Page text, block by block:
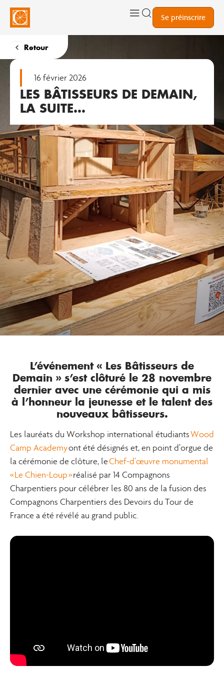
Se préinscrire
Retour
16 février 2026
LES BÂTISSEURS DE DEMAIN,
LA SUITE…
L’événement « Les Bâtisseurs de
Demain » s’est clôturé le 28 novembre
dernier avec une cérémonie qui a mis
à l’honneur la jeunesse et le talent des
nouveaux bâtisseurs.
Les lauréats du Workshop international étudiantsWood
Camp Academyont été désignés et, en point d’orgue de
la cérémonie de clôture, leChef-d’œuvre monumental
« Le Chien-Loup »réalisé par 14 Compagnons
Charpentiers pour célébrer les 80 ans de la fusion des
Compagnons Charpentiers des Devoirs du Tour de
France a été révélé au grand public.